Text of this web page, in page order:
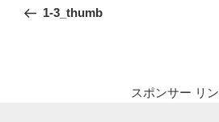
ナ
の
1-3_thumb
スポンサー リ